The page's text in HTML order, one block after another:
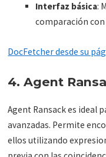
Interfaz básica:
comparación
DocFetcher desde su
4. Agent
Agent Ransack es ideal
avanzadas. Permite
ellos utilizando